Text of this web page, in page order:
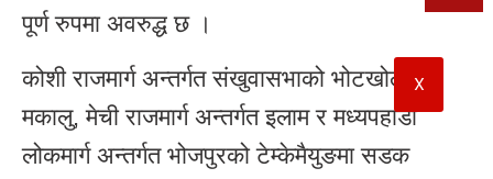
X
पूर्ण रुपमा अवरुद्ध छ ।
कोशी राजमार्ग अन्तर्गत संखुवासभाको भोटखोला र
मकालु, मेची राजमार्ग अन्तर्गत इलाम र मध्यपहाडी
लोकमार्ग अन्तर्गत भोजपुरको टेम्केमैयुङमा सडक